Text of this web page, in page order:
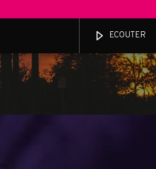
ECOUTER